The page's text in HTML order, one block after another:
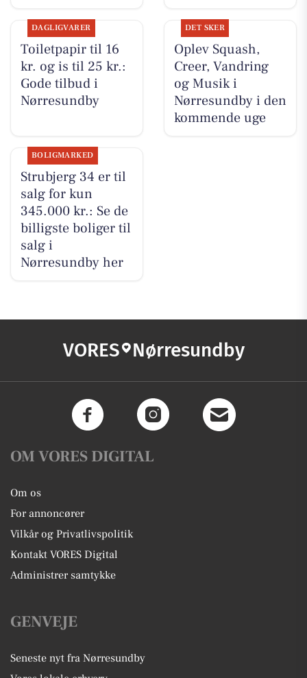
DAGLIGVARER
Toiletpapir til 16
kr. og is til 25 kr.:
Gode tilbud i
Nørresundby
DET SKER
Oplev Squash,
Creer, Vandring
og Musik i
Nørresundby i den
kommende uge
BOLIGMARKED
Strubjerg 34 er til
salg for kun
345.000 kr.: Se de
billigste boliger til
salg i
Nørresundby her
VORES Nørresundby
OM VORES DIGITAL
Om os
For annoncører
Vilkår og Privatlivspolitik
Kontakt VORES Digital
Administrer samtykke
GENVEJE
Seneste nyt fra Nørresundby